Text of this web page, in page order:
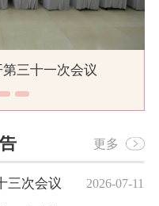
三十一次会议
更多
三次会议 2026-07-11